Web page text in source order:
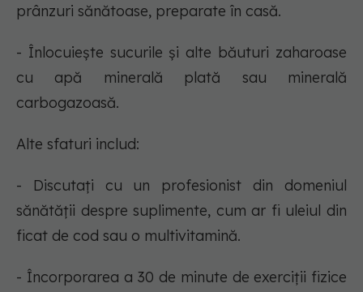
prânzuri sănătoase, preparate în casă.
- Înlocuiește sucurile și alte băuturi zaharoase
cu apă minerală plată sau minerală
carbogazoasă.
Alte sfaturi includ:
- Discutați cu un profesionist din domeniul
sănătății despre suplimente, cum ar fi uleiul din
ficat de cod sau o multivitamină.
- Încorporarea a 30 de minute de exerciții fizice